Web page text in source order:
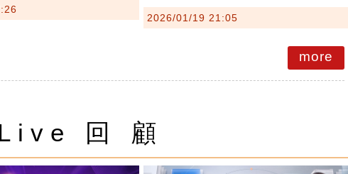
2026/01/19 21:05
more
回 顧